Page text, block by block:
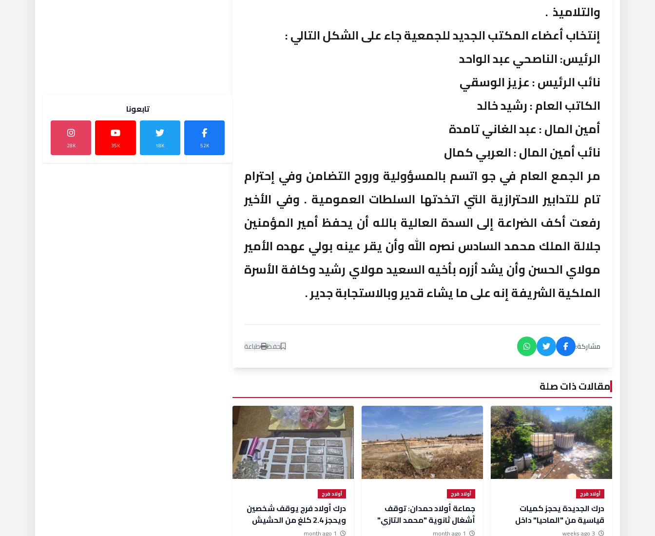
والتلاميذ .
إنتخاب أعضاء المكتب الجديد للجمعية جاء على الشكل التالي :
الرئيس: الناصحي عبد الواحد
نائب الرئيس : عزيز الوسقي
الكاتب العام : رشيد خالد
أمين المال : عبد الغاني تامدة
نائب أمين المال : العربي كمال
مر الجمع العام في جو اتسم بالمسؤولية وروح التضامن وفي إحترام
تام للتدابير الاحترازية التي اتخدتها السلطات العمومية . وفي الأخير
رفعت أكف الضراعة إلى السدة العالية بالله أن يحفظ أمير المؤمنين
جلالة الملك محمد السادس نصره الله وأن يقر عينه بولي عهده الأمير
مولاي الحسن وأن يشد أزره بأخيه السعيد مولاي رشيد وكافة الأسرة
الملكية الشريفة إنه على ما يشاء قدير وبالاستجابة جدير .
مشاركة: حفظ طباعة
مقالات ذات صلة
أولاد فرج
درك الجديدة يحجز كميات
قياسية من "الماحيا" داخل
مصنع سري ضخم جراء تفكيكه
أولاد فرج
جماعة أولاد حمدان: توقف
أشغال ثانوية "محمد التازي"
بعد 3 أشهر.. والساكنة تناشد
أولاد فرج
درك أولاد فرج يوقف شخصين
ويحجز 2.4 كلغ من الحشيش
والماحيا باقليم الجديدة
تابعونا
52K
18K
35K
28K